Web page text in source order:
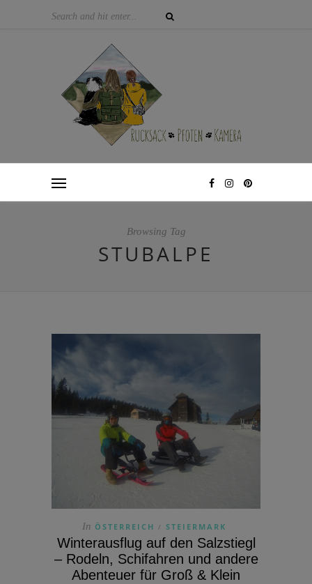
Browsing Tag
STUBALPE
In ÖSTERREICH / STEIERMARK
Winterausflug auf den Salzstiegl
– Rodeln, Schifahren und andere
Abenteuer für Groß & Klein